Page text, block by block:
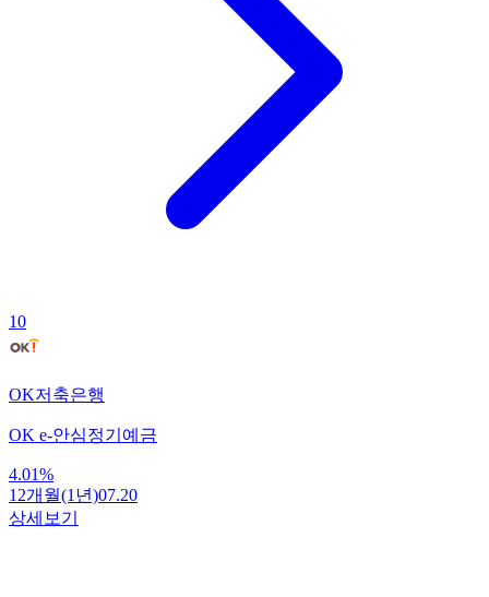
10
OK저축은행
OK e-안심정기예금
4.01%
12개월(1년)07.20
상세보기